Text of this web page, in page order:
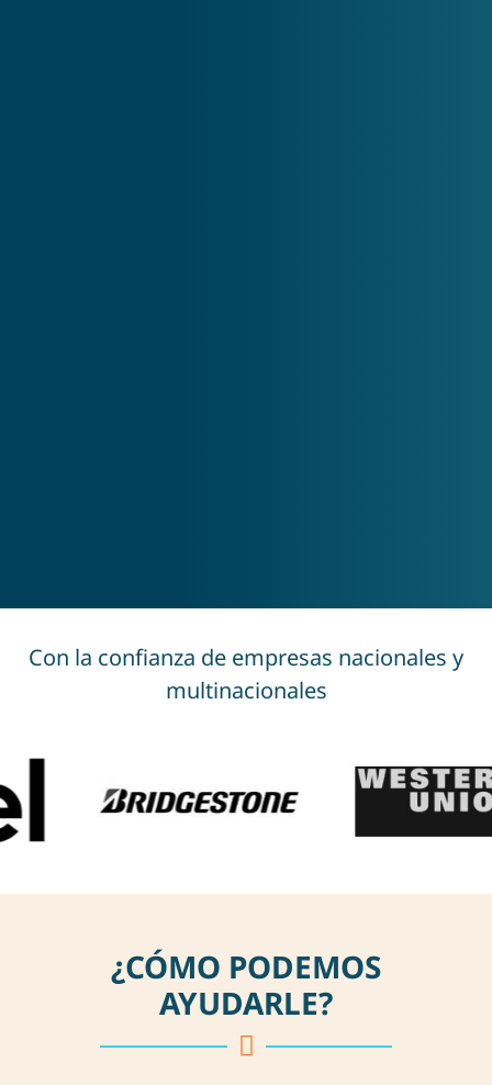
Con la confianza de empresas nacionales y
multinacionales
¿CÓMO PODEMOS
AYUDARLE?
